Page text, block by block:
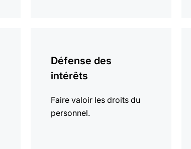
Défense des
intérêts
Faire valoir les droits du
personnel.